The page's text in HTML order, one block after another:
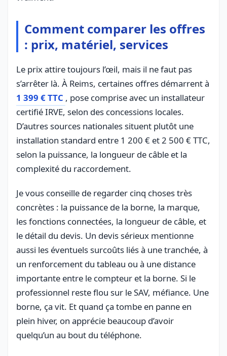
Comment comparer les offres
: prix, matériel, services
Le prix attire toujours l’œil, mais il ne faut pas
s’arrêter là. À Reims, certaines offres démarrent à
1 399 € TTC , pose comprise avec un installateur
certifié IRVE, selon des concessions locales.
D’autres sources nationales situent plutôt une
installation standard entre 1 200 € et 2 500 € TTC,
selon la puissance, la longueur de câble et la
complexité du raccordement.
Je vous conseille de regarder cinq choses très
concrètes : la puissance de la borne, la marque,
les fonctions connectées, la longueur de câble, et
le détail du devis. Un devis sérieux mentionne
aussi les éventuels surcoûts liés à une tranchée, à
un renforcement du tableau ou à une distance
importante entre le compteur et la borne. Si le
professionnel reste flou sur le SAV, méfiance. Une
borne, ça vit. Et quand ça tombe en panne en
plein hiver, on apprécie beaucoup d’avoir
quelqu’un au bout du téléphone.